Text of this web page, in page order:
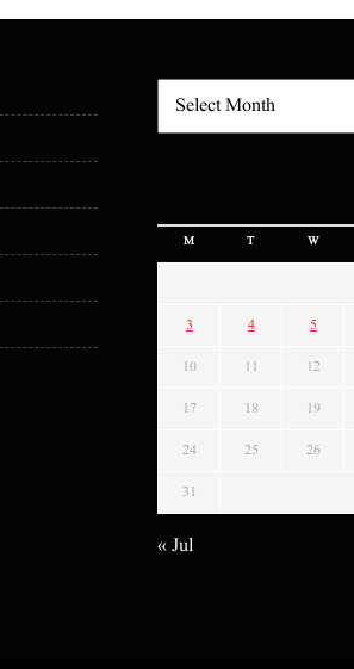
M T W
3 4 5
10 11 12
17 18 19
24 25 26
31
« Jul